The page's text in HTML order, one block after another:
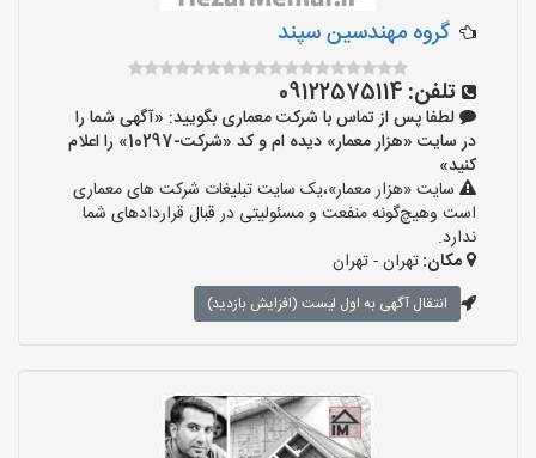
گروه مهندسین سپند
تلفن: 09122575114
لطفا پس از تماس با شرکت معماری بگویید: «آگهی شما را
در سایت «هزار معمار» دیده ام و کد «شرکت-10297» را اعلام
کنید»
سایت «هزار معمار»،یک سایت تبلیغات شرکت های معماری
است وهیچ‌گونه منفعت و مسئولیتی در قبال قراردادهای شما
ندارد.
مکان:تهران - تهران
انتقال آگهی به اول لیست (افزایش بازدید)